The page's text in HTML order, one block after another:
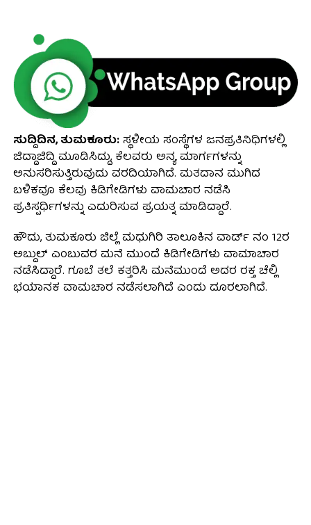
ಸುದ್ದಿದಿನ, ತುಮಕೂರು:ಸ್ಥಳೀಯ ಸಂಸ್ಥೆಗಳ ಜನಪ್ರತಿನಿಧಿಗಳಲ್ಲಿ
ಜಿದ್ದಾಜಿದ್ದಿ ಮೂಡಿಸಿದ್ದು, ಕೆಲವರು ಅನ್ಯ ಮಾರ್ಗಗಳನ್ನು
ಅನುಸರಿಸುತ್ತಿರುವುದು ವರದಿಯಾಗಿದೆ. ಮತದಾನ ಮುಗಿದ
ಬಳಿಕವೂ ಕೆಲವು ಕಿಡಿಗೇಡಿಗಳು ವಾಮಚಾರ ನಡೆಸಿ
ಪ್ರತಿಸ್ಪರ್ಧಿಗಳನ್ನು ಎದುರಿಸುವ ಪ್ರಯತ್ನ ಮಾಡಿದ್ದಾರೆ.
ಹೌದು, ತುಮಕೂರು ಜಿಲ್ಲೆ ಮಧುಗಿರಿ ತಾಲೂಕಿನ ವಾರ್ಡ್ ನಂ 12ರ
ಅಬ್ದುಲ್ ಎಂಬುವರ ಮನೆ ಮುಂದೆ ಕಿಡಿಗೇಡಿಗಳು ವಾಮಾಚಾರ
ನಡೆಸಿದ್ದಾರೆ. ಗೂಬೆ ತಲೆ ಕತ್ತರಿಸಿ ಮನೆಮುಂದೆ ಅದರ ರಕ್ತ ಚೆಲ್ಲಿ
ಭಯಾನಕ ವಾಮಚಾರ ನಡೆಸಲಾಗಿದೆ ಎಂದು ದೂರಲಾಗಿದೆ.